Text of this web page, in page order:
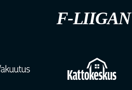
F-LIIGAN